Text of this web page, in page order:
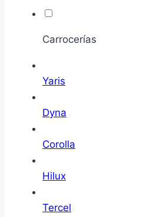
Carrocerías
Yaris
Dyna
Corolla
Hilux
Tercel